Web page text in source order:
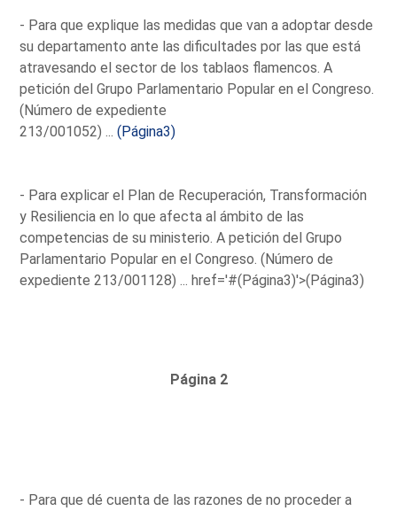
- Para que explique las medidas que van a adoptar desde
su departamento ante las dificultades por las que está
atravesando el sector de los tablaos flamencos. A
petición del Grupo Parlamentario Popular en el Congreso.
(Número de expediente
213/001052) ...(Página3)
- Para explicar el Plan de Recuperación, Transformación
y Resiliencia en lo que afecta al ámbito de las
competencias de su ministerio. A petición del Grupo
Parlamentario Popular en el Congreso. (Número de
expediente 213/001128) ...href='#(Página3)'>(Página3)
Página 2
- Para que dé cuenta de las razones de no proceder a